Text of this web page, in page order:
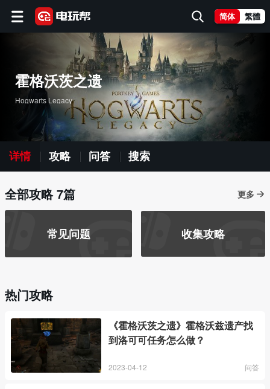
简体 繁體
霍格沃茨之遗
Hogwarts Legacy
详情 攻略 问答 搜索
全部攻略 7篇 更多
常见问题 收集攻略
热门攻略
《霍格沃茨之遗》霍格沃兹遗产找
到洛可可任务怎么做？
2023-04-12 问答